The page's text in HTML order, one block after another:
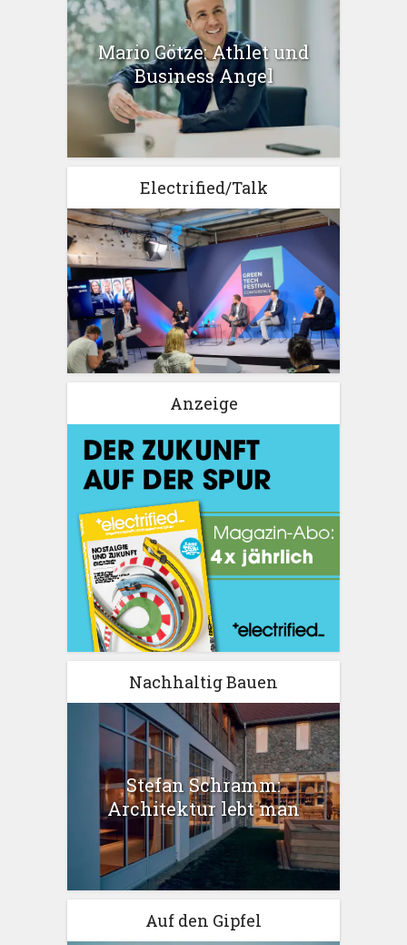
Mario Götze: Athlet und
Business Angel
Electrified/Talk
Anzeige
Nachhaltig Bauen
Stefan Schramm:
Architektur lebt man
Auf den Gipfel